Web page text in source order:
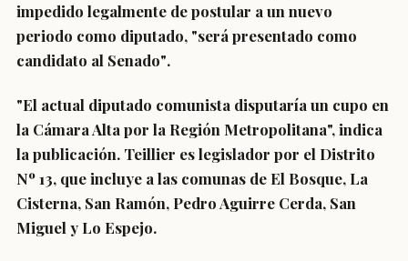
impedido legalmente de postular a un nuevo
periodo como diputado, "será presentado como
candidato al Senado".
"El actual diputado comunista disputaría un cupo en
la Cámara Alta por la Región Metropolitana", indica
la publicación. Teillier es legislador por el Distrito
Nº 13, que incluye a las comunas de El Bosque, La
Cisterna, San Ramón, Pedro Aguirre Cerda, San
Miguel y Lo Espejo.